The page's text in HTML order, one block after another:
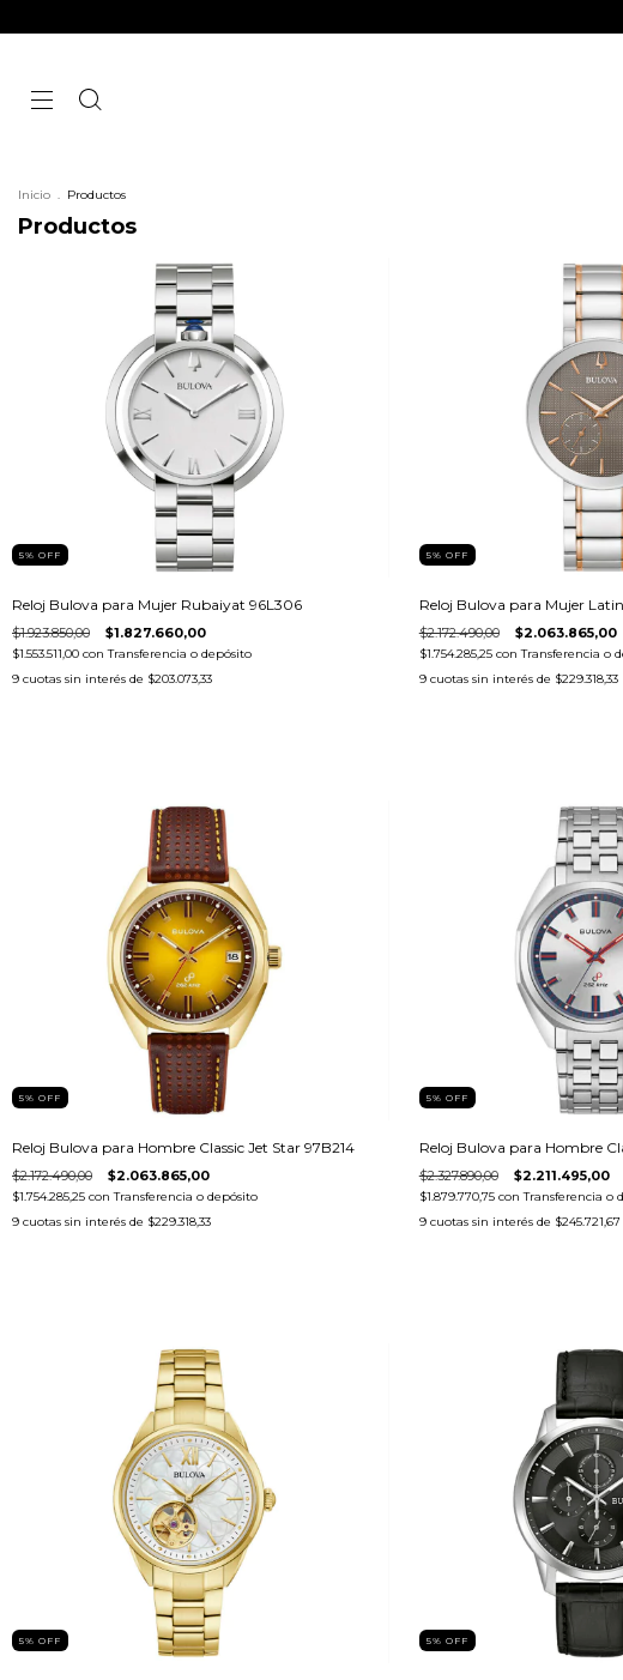
Inicio . Productos
Productos
5% OFF
Reloj Bulova para Mujer Rubaiyat 96L306
$1.923.850,00 $1.827.660,00
$1.553.511,00 con Transferencia o depósito
9 cuotas sin interés de $203.073,33
5% OFF
Reloj Bulova para Mujer
$2.172.490,00 $2.063.865,00
$1.754.285,25 con Transferencia o
9 cuotas sin interés de $229.318,33
5% OFF
Reloj Bulova para Hombre Classic Jet Star 97B214
$2.172.490,00 $2.063.865,00
$1.754.285,25 con Transferencia o depósito
9 cuotas sin interés de $229.318,33
5% OFF
Reloj Bulova para Hombre
$2.327.890,00 $2.211.495,00
$1.879.770,75 con Transferencia o
9 cuotas sin interés de $245.721,67
5% OFF 5% OFF